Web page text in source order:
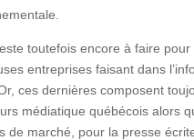
toutefois encore à faire pour
entreprises faisant dans
ces dernières composent
médiatique québécois alors
de marché, pour la presse